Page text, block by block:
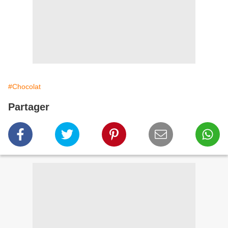
#Chocolat
Partager